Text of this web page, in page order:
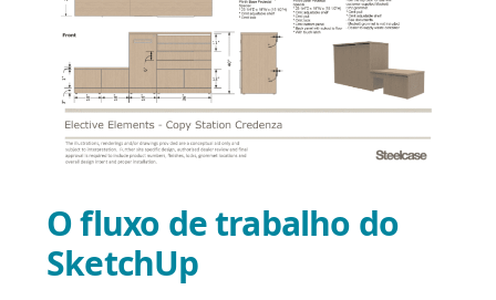
O fluxo de trabalho do
SketchUp